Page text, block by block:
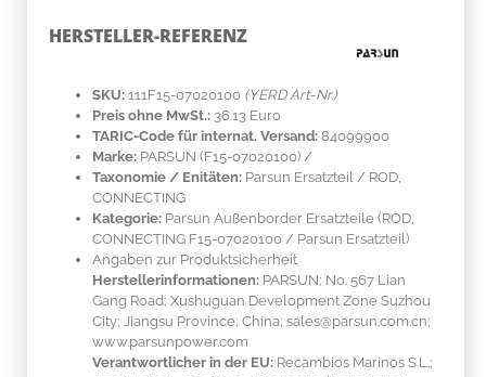
HERSTELLER-REFERENZ
SKU: 111F15-07020100 (YERD Art-Nr.)
Preis ohne MwSt.: 36.13 Euro
TARIC-Code für internat. Versand: 84099900
Marke: PARSUN (F15-07020100) /
Taxonomie / Enitäten: Parsun Ersatzteil / ROD,
CONNECTING
Kategorie: Parsun Außenborder Ersatzteile (ROD,
CONNECTING F15-07020100 / Parsun Ersatzteil)
Angaben zur Produktsicherheit
Herstellerinformationen: PARSUN; No. 567 Lian
Gang Road; Xushuguan Development Zone Suzhou
City; Jiangsu Province; China; sales@parsun.com.cn;
www.parsunpower.com
Verantwortlicher in der EU: Recambios Marinos S.L.;